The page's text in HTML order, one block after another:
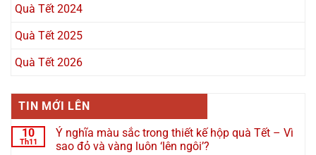
Quà Tết 2024
Quà Tết 2025
Quà Tết 2026
TIN MỚI LÊN
10
Th11
Ý nghĩa màu sắc trong thiết kế hộp quà Tết – Vì
sao đỏ và vàng luôn ‘lên ngôi’?